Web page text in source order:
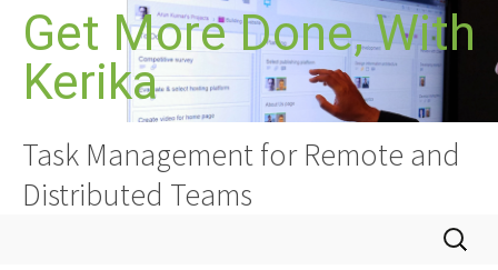
Chuyển
đến
dung
Get More Done, With
Kerika
Task Management for Remote and
Distributed Teams
Tìm
kiếm